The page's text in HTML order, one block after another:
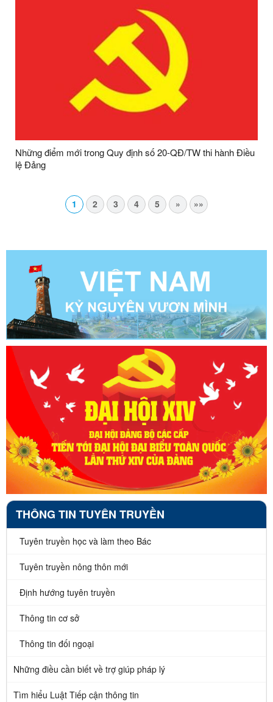
Những điểm mới trong Quy định số 20-QĐ/TW thi hành Điều
lệ Đảng
1 2 3 4 5 » »»
THÔNG TIN TUYÊN TRUYỀN
Tuyên truyền học và làm theo Bác
Tuyên truyền nông thôn mới
Định hướng tuyên truyền
Thông tin cơ sở
Thông tin đối ngoại
Những điều cần biết về trợ giúp pháp lý
Tìm hiểu Luật Tiếp cận thông tin